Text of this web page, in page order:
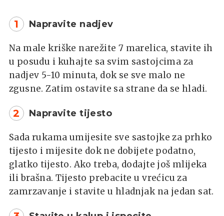
1 Napravite nadjev
Na male kriške narežite 7 marelica, stavite ih
u posudu i kuhajte sa svim sastojcima za
nadjev 5-10 minuta, dok se sve malo ne
zgusne. Zatim ostavite sa strane da se hladi.
2 Napravite tijesto
Sada rukama umijesite sve sastojke za prhko
tijesto i mijesite dok ne dobijete podatno,
glatko tijesto. Ako treba, dodajte još mlijeka
ili brašna. Tijesto prebacite u vrećicu za
zamrzavanje i stavite u hladnjak na jedan sat.